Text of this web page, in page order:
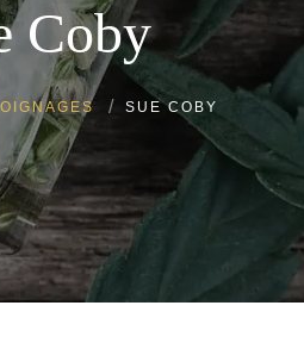
Coby
SUE COBY